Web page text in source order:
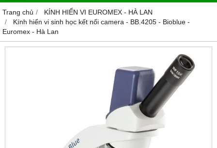
Trang chủ
KÍNH HIỂN VI EUROMEX - HÀ LAN
Kính hiển vi sinh học kết nối camera - BB.4205 - Bioblue -
Euromex - Hà Lan